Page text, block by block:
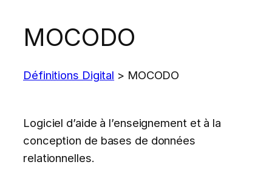
MOCODO
Définitions Digital > MOCODO
Logiciel d’aide à l’enseignement et à la
conception de bases de données
relationnelles.